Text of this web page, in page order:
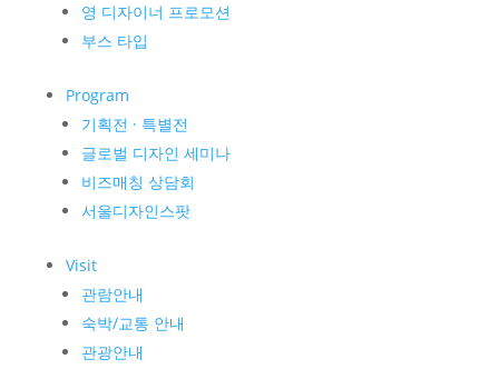
영 디자이너 프로모션
부스 타입
Program
기획전 · 특별전
글로벌 디자인 세미나
비즈매칭 상담회
서울디자인스팟
Visit
관람안내
숙박/교통 안내
관광안내